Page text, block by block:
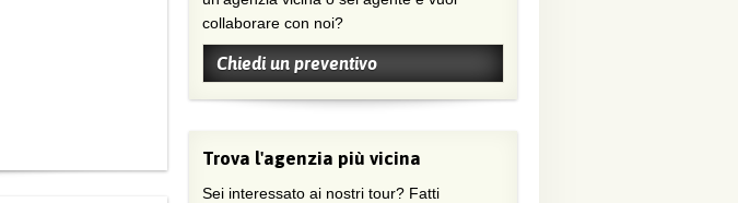
collaborare con noi?
Chiedi un preventivo
Trova l'agenzia più vicina
Sei interessato ai nostri tour? Fatti